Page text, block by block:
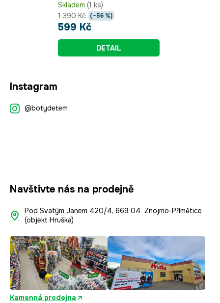
Skladem (1 ks)
599 Kč
1 390 Kč (–56 %)
DETAIL
Instagram
@botydetem
Navštivte nás na prodejně
Pod Svatým Janem 420/4, 669 04 Znojmo-Přímětice
(objekt Hruška)
Kamenná prodejna